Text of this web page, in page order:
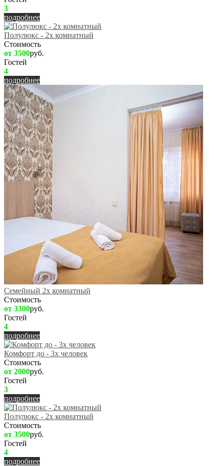
3
подробнее
Полулюкс - 2х комнатный
Стоимость
от 3500руб.
Гостей
4
подробнее
Семейный 2х комнатный
Стоимость
от 3300руб.
Гостей
4
подробнее
Комфорт до - 3х человек
Стоимость
от 2000руб.
Гостей
3
подробнее
Полулюкс - 2х комнатный
Стоимость
от 3500руб.
Гостей
4
подробнее